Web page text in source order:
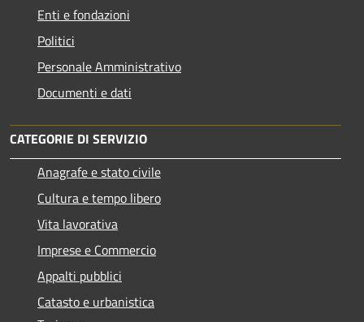
Enti e fondazioni
Politici
Personale Amministrativo
Documenti e dati
CATEGORIE DI SERVIZIO
Anagrafe e stato civile
Cultura e tempo libero
Vita lavorativa
Imprese e Commercio
Appalti pubblici
Catasto e urbanistica